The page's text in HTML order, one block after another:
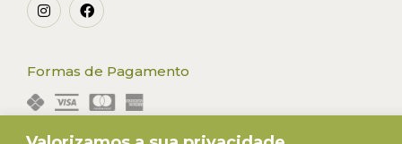
Formas de Pagamento